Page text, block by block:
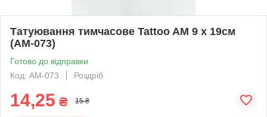
Татуювання тимчасове Tattoo AM 9 х 19см
(AM-073)
Готово до відправки
Код: AM-073
Роздріб
14,25 ₴ 15 ₴